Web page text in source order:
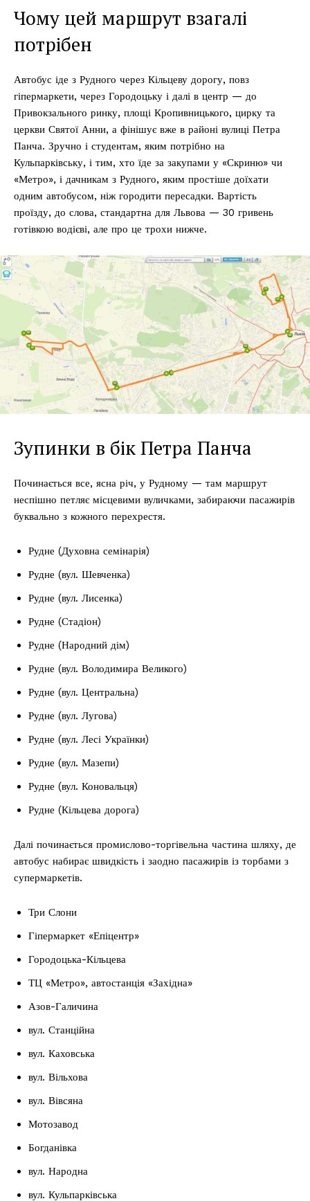
Чому цей маршрут взагалі
потрібен
Автобус іде з Рудного через Кільцеву дорогу, повз
гіпермаркети, через Городоцьку і далі в центр — до
Привокзального ринку, площі Кропивницького, цирку та
церкви Святої Анни, а фінішує вже в районі вулиці Петра
Панча. Зручно і студентам, яким потрібно на
Кульпарківську, і тим, хто їде за закупами у «Скриню» чи
«Метро», і дачникам з Рудного, яким простіше доїхати
одним автобусом, ніж городити пересадки. Вартість
проїзду, до слова, стандартна для Львова — 30 гривень
готівкою водієві, але про це трохи нижче.
Зупинки в бік Петра Панча
Починається все, ясна річ, у Рудному — там маршрут
неспішно петляє місцевими вуличками, забираючи пасажирів
буквально з кожного перехрестя.
Рудне (Духовна семінарія)
Рудне (вул. Шевченка)
Рудне (вул. Лисенка)
Рудне (Стадіон)
Рудне (Народний дім)
Рудне (вул. Володимира Великого)
Рудне (вул. Центральна)
Рудне (вул. Лугова)
Рудне (вул. Лесі Українки)
Рудне (вул. Мазепи)
Рудне (вул. Коновальця)
Рудне (Кільцева дорога)
Далі починається промислово-торгівельна частина шляху, де
автобус набирає швидкість і заодно пасажирів із торбами з
супермаркетів.
Три Слони
Гіпермаркет «Епіцентр»
Городоцька-Кільцева
ТЦ «Метро», автостанція «Західна»
Азов-Галичина
вул. Станційна
вул. Каховська
вул. Вільхова
вул. Вівсяна
Мотозавод
Богданівка
вул. Народна
вул. Кульпарківська